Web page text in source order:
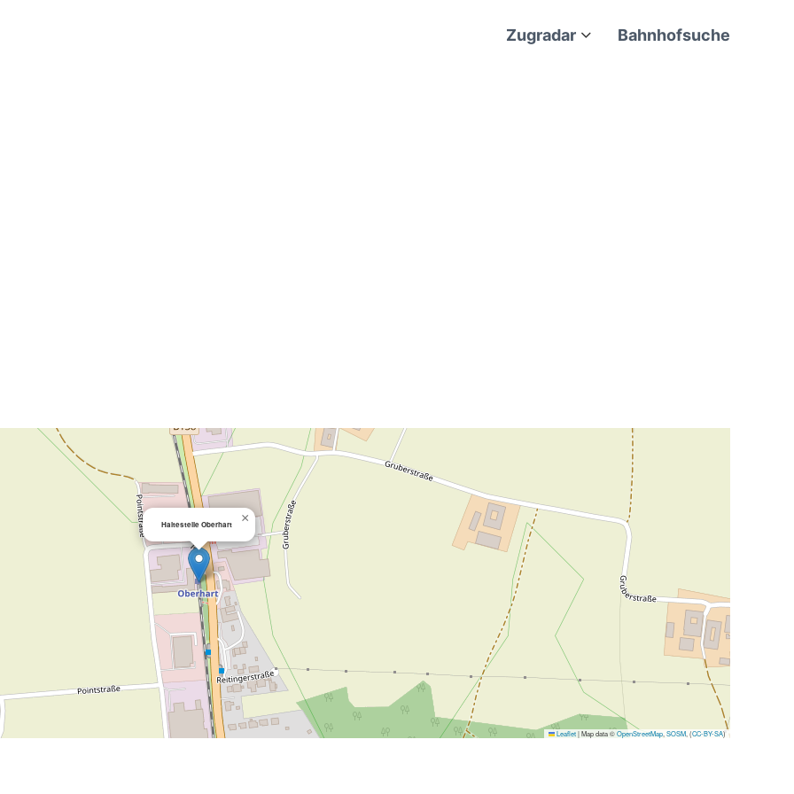
Zugradar Bahnhofsuche
Haltestelle Oberhart ×
Leaflet|Map data ©OpenStreetMap SOSM , (CC-BY-SA)